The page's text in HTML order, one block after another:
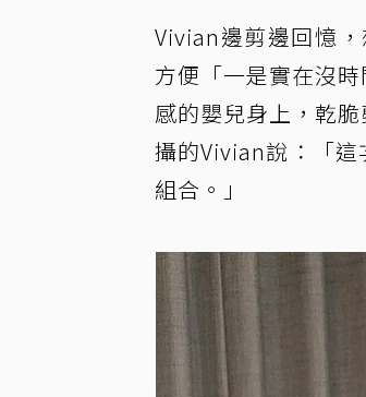
Vivian邊剪邊回憶
方便「一是實在沒
感的嬰兒身上，乾
攝的Vivian說：「這
組合。」